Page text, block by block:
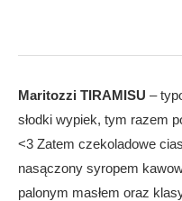
Maritozzi TIRAMISU –
słodki wypiek, tym razem
<3 Zatem czekoladowe
nasączony syropem
palonym masłem oraz